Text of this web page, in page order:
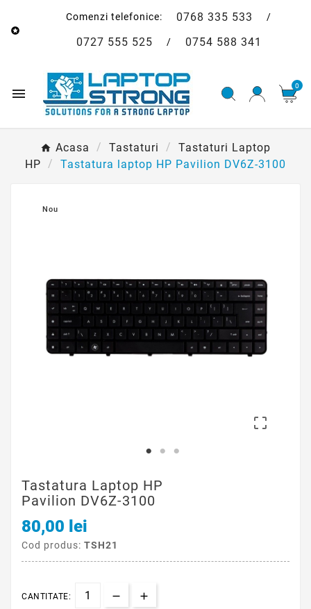

Comenzi telefonice: 0768 335 533
0727 555 525 / 0754 588 341
 0
Acasa Tastaturi
Tastaturi Laptop
HP
Tastatura laptop HP Pavilion DV6Z-3100
Nou

Tastatura Laptop HP
Pavilion DV6Z-3100
80,00 lei
Cod produs: TSH21
CANTITATE: